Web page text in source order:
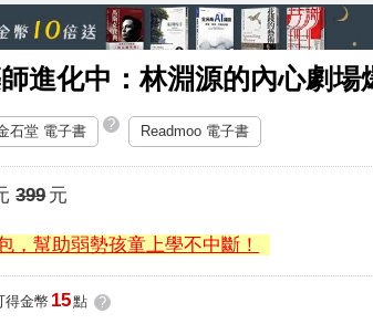
進化中：林淵源的內心劇場
石堂 電子書 ? Readmoo 電子書
399元
，幫助弱勢孩童上學不中斷！
得金幣 15點 ?